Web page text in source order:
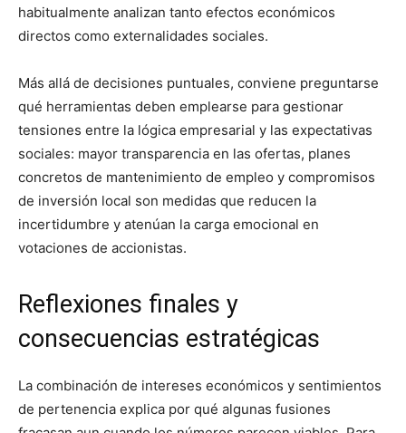
habitualmente analizan tanto efectos económicos
directos como externalidades sociales.
Más allá de decisiones puntuales, conviene preguntarse
qué herramientas deben emplearse para gestionar
tensiones entre la lógica empresarial y las expectativas
sociales: mayor transparencia en las ofertas, planes
concretos de mantenimiento de empleo y compromisos
de inversión local son medidas que reducen la
incertidumbre y atenúan la carga emocional en
votaciones de accionistas.
Reflexiones finales y
consecuencias estratégicas
La combinación de intereses económicos y sentimientos
de pertenencia explica por qué algunas fusiones